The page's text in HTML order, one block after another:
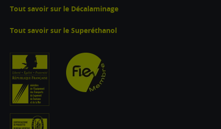
Tout savoir sur le Décalaminage
Tout savoir sur le Superéthanol